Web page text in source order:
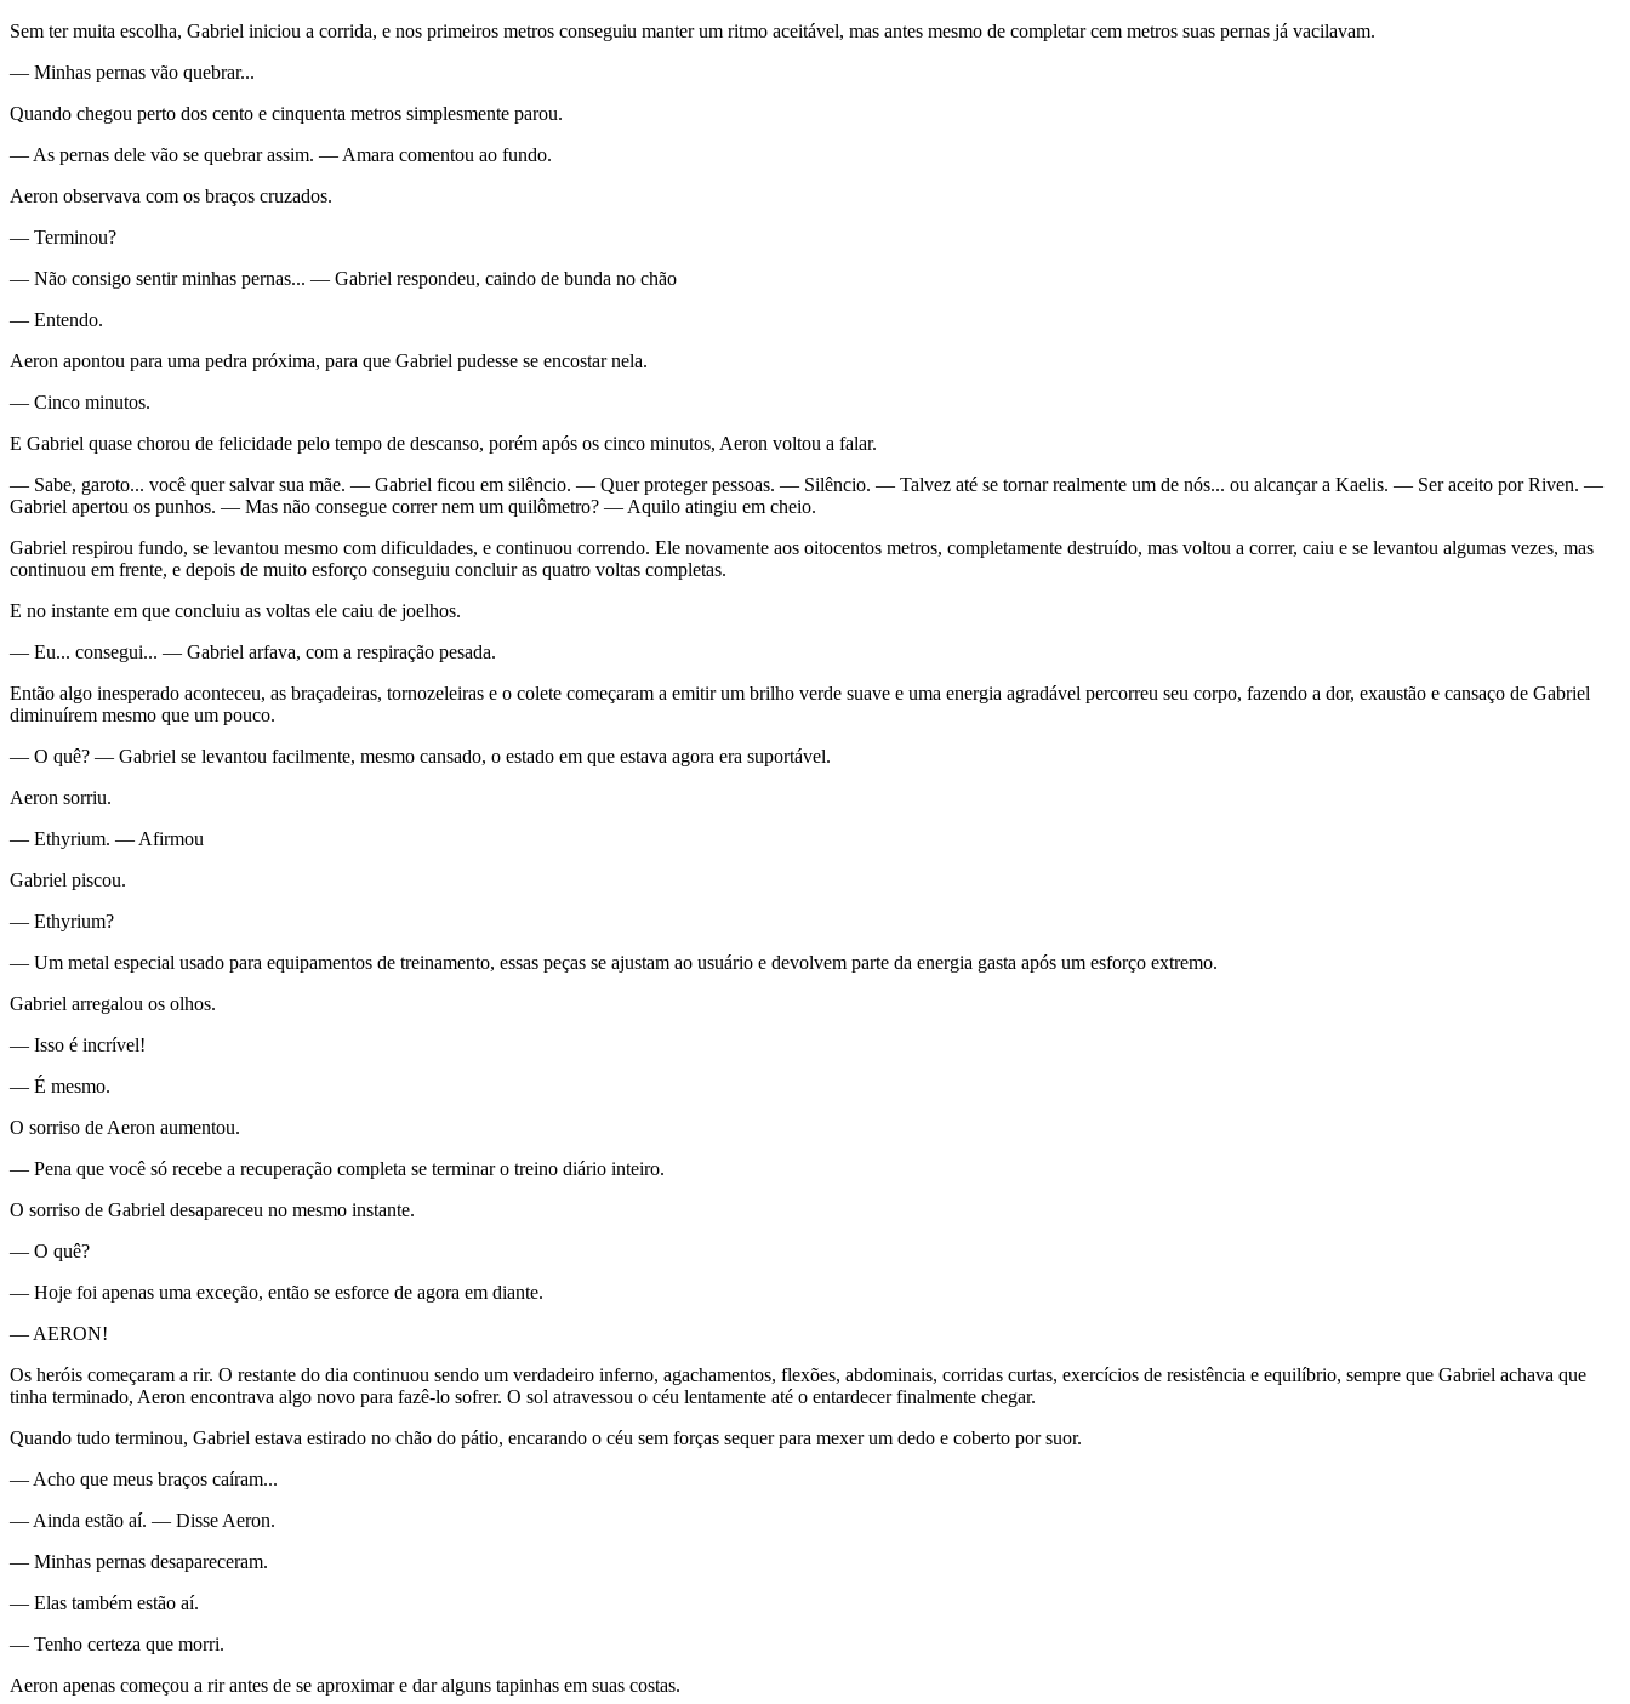
Sem ter muita escolha, Gabriel iniciou a corrida, e nos primeiros metros conseguiu manter um ritmo aceitável, mas antes mesmo de completar cem metros suas pernas já vacilavam.
— Minhas pernas vão quebrar...
Quando chegou perto dos cento e cinquenta metros simplesmente parou.
— As pernas dele vão se quebrar assim. — Amara comentou ao fundo.
Aeron observava com os braços cruzados.
— Terminou?
— Não consigo sentir minhas pernas... — Gabriel respondeu, caindo de bunda no chão
— Entendo.
Aeron apontou para uma pedra próxima, para que Gabriel pudesse se encostar nela.
— Cinco minutos.
E Gabriel quase chorou de felicidade pelo tempo de descanso, porém após os cinco minutos, Aeron voltou a falar.
— Sabe, garoto... você quer salvar sua mãe. — Gabriel ficou em silêncio. — Quer proteger pessoas. — Silêncio. — Talvez até se tornar realmente um de nós... ou alcançar a Kaelis. — Ser aceito por Riven. —
Gabriel apertou os punhos. — Mas não consegue correr nem um quilômetro? — Aquilo atingiu em cheio.
Gabriel respirou fundo, se levantou mesmo com dificuldades, e continuou correndo. Ele novamente aos oitocentos metros, completamente destruído, mas voltou a correr, caiu e se levantou algumas vezes, mas
continuou em frente, e depois de muito esforço conseguiu concluir as quatro voltas completas.
E no instante em que concluiu as voltas ele caiu de joelhos.
— Eu... consegui... — Gabriel arfava, com a respiração pesada.
Então algo inesperado aconteceu, as braçadeiras, tornozeleiras e o colete começaram a emitir um brilho verde suave e uma energia agradável percorreu seu corpo, fazendo a dor, exaustão e cansaço de Gabriel
diminuírem mesmo que um pouco.
— O quê? — Gabriel se levantou facilmente, mesmo cansado, o estado em que estava agora era suportável.
Aeron sorriu.
— Ethyrium. — Afirmou
Gabriel piscou.
— Ethyrium?
— Um metal especial usado para equipamentos de treinamento, essas peças se ajustam ao usuário e devolvem parte da energia gasta após um esforço extremo.
Gabriel arregalou os olhos.
— Isso é incrível!
— É mesmo.
O sorriso de Aeron aumentou.
— Pena que você só recebe a recuperação completa se terminar o treino diário inteiro.
O sorriso de Gabriel desapareceu no mesmo instante.
— O quê?
— Hoje foi apenas uma exceção, então se esforce de agora em diante.
— AERON!
Os heróis começaram a rir. O restante do dia continuou sendo um verdadeiro inferno, agachamentos, flexões, abdominais, corridas curtas, exercícios de resistência e equilíbrio, sempre que Gabriel achava que
tinha terminado, Aeron encontrava algo novo para fazê-lo sofrer. O sol atravessou o céu lentamente até o entardecer finalmente chegar.
Quando tudo terminou, Gabriel estava estirado no chão do pátio, encarando o céu sem forças sequer para mexer um dedo e coberto por suor.
— Acho que meus braços caíram...
— Ainda estão aí. — Disse Aeron.
— Minhas pernas desapareceram.
— Elas também estão aí.
— Tenho certeza que morri.
Aeron apenas começou a rir antes de se aproximar e dar alguns tapinhas em suas costas.